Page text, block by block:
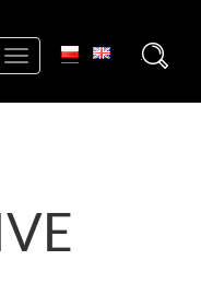
Toggle